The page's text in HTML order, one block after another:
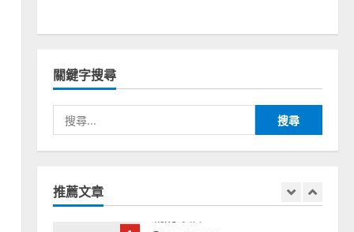
關鍵字搜尋
尋
關
字:
推薦文章
5
美國人愛鼎泰豐小籠包！美國
隊人潮影片盤點
台灣餐飲在全球